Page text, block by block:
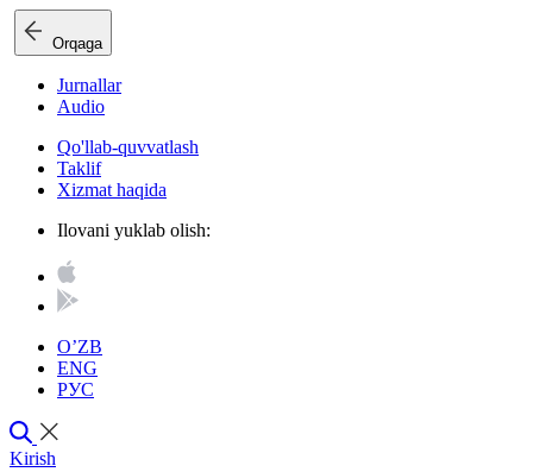
Orqaga
Jurnallar
Audio
Qo'llab-quvvatlash
Taklif
Xizmat haqida
Ilovani yuklab olish:
O’ZB
ENG
РУС
Kirish